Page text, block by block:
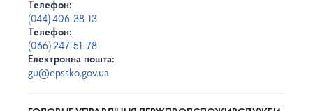
Телефон:
(044) 406-38-13
Телефон:
(066) 247-51-78
Електронна пошта:
gu@dpssko.gov.ua